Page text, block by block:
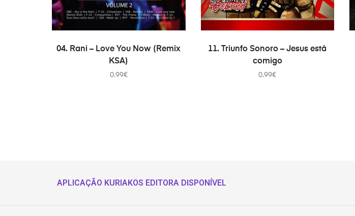
ADICIONAR
04. Rani – Love You Now (Remix
KSA)
0.99€
ADICIONAR
11. Triunfo Sonoro – Jesus está
comigo
0.99€
APLICAÇÃO KURIAKOS EDITORA DISPONÍVEL